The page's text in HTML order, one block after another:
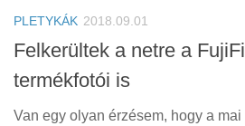
PLETYKÁK 2018.09.01
Felkerültek a netre a
termékfotói is
Van egy olyan érzésem, hogy a